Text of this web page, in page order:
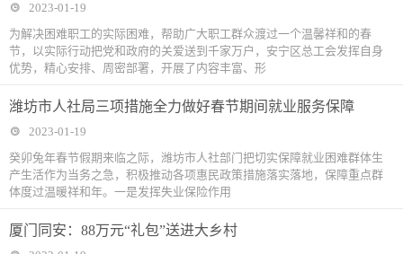
2023-01-19
为解决困难职工的实际困难，帮助广大职工群众渡过一个温馨祥和的春
节，以实际行动把党和政府的关爱送到千家万户，安宁区总工会发挥自身
优势，精心安排、周密部署，开展了内容丰富、形
潍坊市人社局三项措施全力做好春节期间就业服务保障
2023-01-19
癸卯兔年春节假期来临之际，潍坊市人社部门把切实保障就业困难群体生
产生活作为当务之急，积极推动各项惠民政策措施落实落地，保障重点群
体度过温暖祥和年。一是发挥失业保险作用
厦门同安：88万元“礼包”送进大乡村